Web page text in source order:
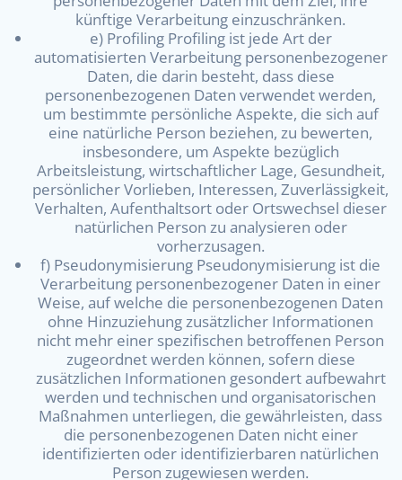
künftige Verarbeitung einzuschränken.
e) Profiling Profiling ist jede Art der
automatisierten Verarbeitung personenbezogener
Daten, die darin besteht, dass diese
personenbezogenen Daten verwendet werden,
um bestimmte persönliche Aspekte, die sich auf
eine natürliche Person beziehen, zu bewerten,
insbesondere, um Aspekte bezüglich
Arbeitsleistung, wirtschaftlicher Lage, Gesundheit,
persönlicher Vorlieben, Interessen, Zuverlässigkeit,
Verhalten, Aufenthaltsort oder Ortswechsel dieser
natürlichen Person zu analysieren oder
vorherzusagen.
f) Pseudonymisierung Pseudonymisierung ist die
Verarbeitung personenbezogener Daten in einer
Weise, auf welche die personenbezogenen Daten
ohne Hinzuziehung zusätzlicher Informationen
nicht mehr einer spezifischen betroffenen Person
zugeordnet werden können, sofern diese
zusätzlichen Informationen gesondert aufbewahrt
werden und technischen und organisatorischen
Maßnahmen unterliegen, die gewährleisten, dass
die personenbezogenen Daten nicht einer
identifizierten oder identifizierbaren natürlichen
Person zugewiesen werden.